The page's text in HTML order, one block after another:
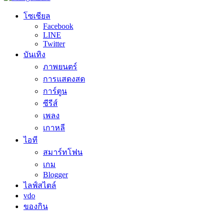
โซเชียล
Facebook
LINE
Twitter
บันเทิง
ภาพยนตร์
การแสดงสด
การ์ตูน
ซีรีส์
เพลง
เกาหลี
ไอที
สมาร์ทโฟน
เกม
Blogger
ไลฟ์สไตล์
vdo
ของกิน